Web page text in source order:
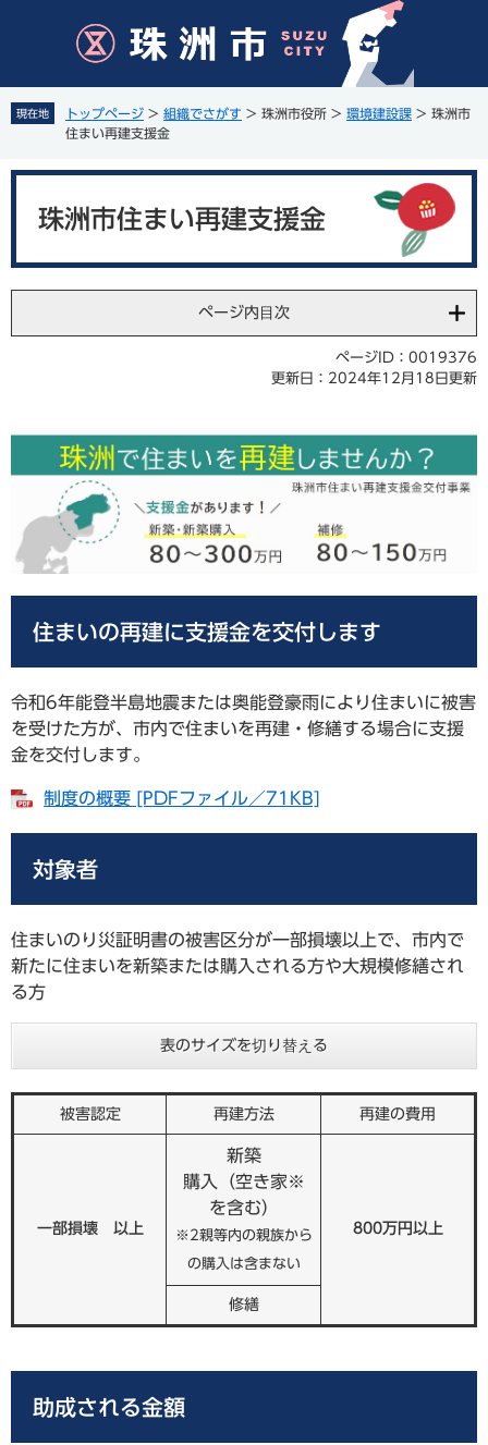
先
頭
す
を
飛
し
現在地 トップページ > 組織でさがす > 珠洲市役所 > 環境建設課 > 珠洲市
住まい再建支援金
珠洲市住まい再建支援金
ページ内目次
ページID：0019376
更新日：2024年12月18日更新
住まいの再建に支援金を交付します
令和6年能登半島地震または奥能登豪雨により住まいに被害
を受けた方が、市内で住まいを再建・修繕する場合に支援
金を交付します。
制度の概要 [PDFファイル／71KB]
対象者
住まいのり災証明書の被害区分が一部損壊以上で、市内で
新たに住まいを新築または購入される方や大規模修繕され
る方
表のサイズを切り替える
被害認定 再建方法 再建の費用
一部損壊 以上
新築
購入（空き家※
を含む）
※2親等内の親族から
の購入は含まない
800万円以上
修繕
助成される金額